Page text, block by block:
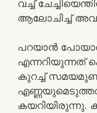
വച്ച്
ആലോചിച്ച്
പറയാൻ പോയാൽ
എന്നറിയുന്നത്
കുറച്ച്
കയറിയിരുന്നു.